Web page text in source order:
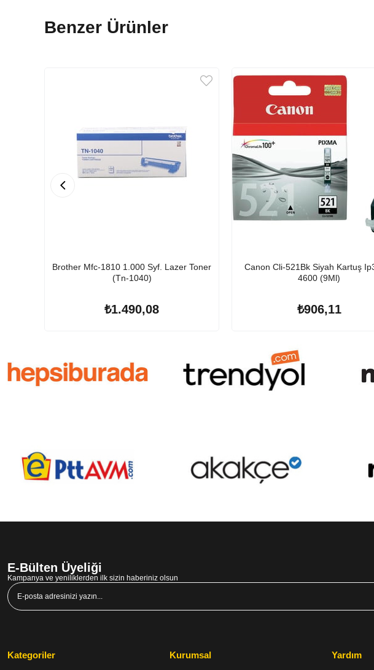
Benzer Ürünler
Brother Mfc-1810 1.000 Syf. Lazer Toner
(Tn-1040)
₺1.490,08
Canon Cli-521Bk Siyah Kartuş
4600 (9Ml)
₺906,11
E-Bülten Üyeliği
Kampanya ve yeniliklerden ilk sizin haberiniz olsun
Kategoriler Kurumsal Yardım